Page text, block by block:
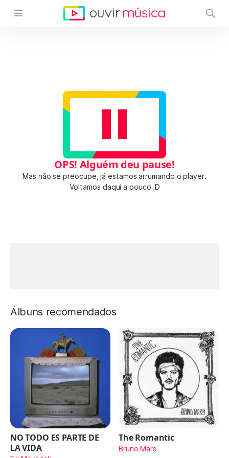
OPS! Alguém deu pause!
Mas não se preocupe, já estamos arrumando o player.
Voltamos daqui a pouco ;D
Álbuns recomendados
NO TODO ES PARTE DE
LA VIDA
The Romantic
Bruno Mars